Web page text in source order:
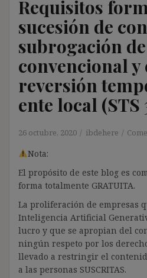
Requisitos
sucesión de
subrogación
convencional y
reversión
ente local
26 octubre, 2020 ibdehere
Nota:
El propósito de este blog es
forma totalmente GRATUITA.
La proliferación de empresas
Inteligencia Artificial
lucro y que se apropian del
ningún respeto por los
llevado a restringir el
a las personas SUSCRITAS.